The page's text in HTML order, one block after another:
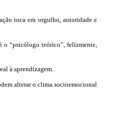
toca em orgulho, autoridade e
o “psicólogo teórico”, felizmente,
à aprendizagem.
alterar o clima socioemocional